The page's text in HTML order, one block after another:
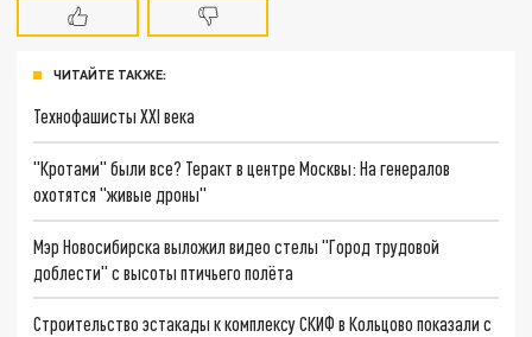
ЧИТАЙТЕ ТАКЖЕ:
Технофашисты XXI века
"Кротами" были все? Теракт в центре Москвы: На генералов
охотятся "живые дроны"
Мэр Новосибирска выложил видео стелы "Город трудовой
доблести" с высоты птичьего полёта
Строительство эстакады к комплексу СКИФ в Кольцово показали с